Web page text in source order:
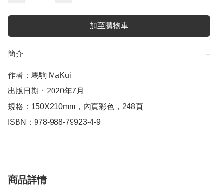
加至購物車
簡介 −
作者：馬駒 MaKui
出版日期：2020年7月
規格：150X210mm，內頁彩色，248頁
ISBN：978-988-79923-4-9
商品詳情